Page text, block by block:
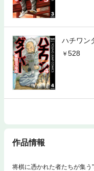
ハチワン
528
作品情報
将棋に憑かれた者たちが集う